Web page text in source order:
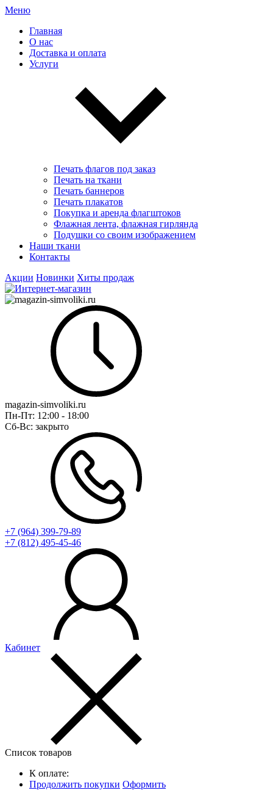
Меню
Главная
О нас
Доставка и оплата
Услуги
Печать флагов под заказ
Печать на ткани
Печать баннеров
Печать плакатов
Покупка и аренда флагштоков
Флажная лента, флажная гирлянда
Подушки со своим изображением
Наши ткани
Контакты
Акции Новинки Хиты продаж
magazin-simvoliki.ru
Пн-Пт: 12:00 - 18:00
Сб-Вс: закрыто
+7 (964) 399-79-89
+7 (812) 495-45-46
Кабинет
Список товаров
К оплате:
Продолжить покупки Оформить